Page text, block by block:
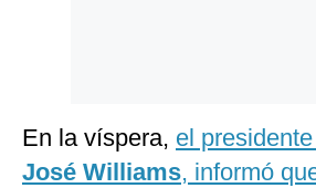
En la víspera, el
José Williams, informó